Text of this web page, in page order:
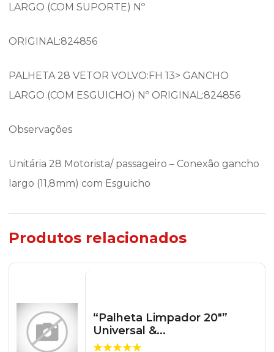
LARGO (COM SUPORTE) Nº
ORIGINAL:824856
PALHETA 28 VETOR VOLVO:FH 13> GANCHO
LARGO (COM ESGUICHO) Nº ORIGINAL:824856
Observações
Unitária 28 Motorista/ passageiro – Conexão gancho
largo (11,8mm) com Esguicho
Produtos relacionados
“Palheta Limpador 20″”
Universal &...